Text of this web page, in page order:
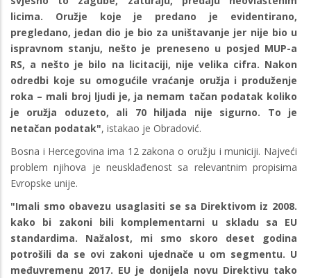
licima. Oružje koje je predano je evidentirano,
pregledano, jedan dio je bio za uništavanje jer nije bio u
ispravnom stanju, nešto je preneseno u posjed MUP-a
RS, a nešto je bilo na licitaciji, nije velika cifra. Nakon
odredbi koje su omogućile vraćanje oružja i produženje
roka – mali broj ljudi je, ja nemam tačan podatak koliko
je oružja oduzeto, ali 70 hiljada nije sigurno. To je
netačan podatak", istakao je Obradović.
Bosna i Hercegovina ima 12 zakona o oružju i municiji. Najveći
problem njihova je neusklađenost sa relevantnim propisima
Evropske unije.
"Imali smo obavezu usaglasiti se sa Direktivom iz 2008.
kako bi zakoni bili komplementarni u skladu sa EU
standardima. Nažalost, mi smo skoro deset godina
potrošili da se ovi zakoni ujednače u om segmentu. U
međuvremenu 2017. EU je donijela novu Direktivu tako